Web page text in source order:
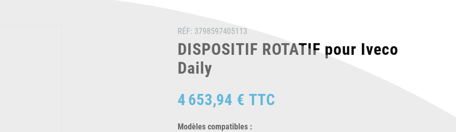
RÉF: 3798597405113
DISPOSITIF ROTATIF pour Iveco
Daily
4 653,94 € TTC
Modèles compatibles :